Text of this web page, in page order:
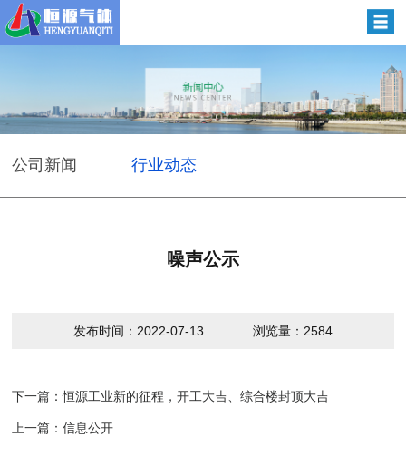
公司新闻 行业动态
噪声公示
发布时间：2022-07-13 浏览量：2584
下一篇：恒源工业新的征程，开工大吉、综合楼封顶大吉
上一篇：信息公开